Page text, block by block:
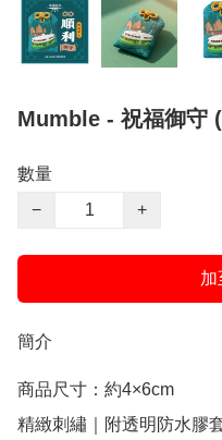
Mumble - 祝福御守
數量
−
+
加
簡介
商品尺寸：約4×6cm
精緻刺繡｜附透明防水膠